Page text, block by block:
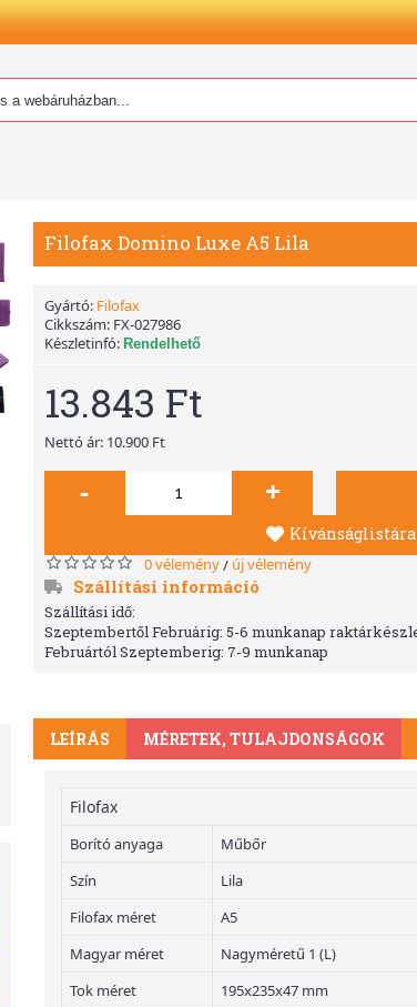
Filofax Domino Luxe A5 Lila
Gyártó: Filofax
Cikkszám: FX-027986
Készletinfó: Rendelhető
13.843 Ft
Nettó ár: 10.900 Ft
- +
Kívánságlistára
0 vélemény/ új vélemény
Szállítási információ
Szállítási idő:
Szeptembertől Februárig: 5-6 munkanap
Februártól Szeptemberig: 7-9 munkanap
LEÍRÁS MÉRETEK, TULAJDONSÁGOK
Filofax
Borító anyaga
Műbőr
Szín
Lila
Filofax méret
A5
Magyar méret
Nagyméretű 1 (L)
Tok méret
195x235x47 mm